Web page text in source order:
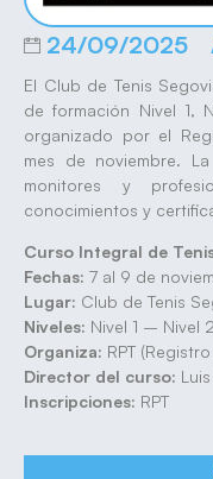
24/09/2025
El Club de Tenis
de formación Nivel 1,
organizado por el
mes de noviembre.
monitores y
conocimientos y
Curso Integral de
Fechas: 7 al 9 de
Lugar: Club de Tenis
Niveles: Nivel 1 – Nivel
Organiza: RPT
Director del curso:
Inscripciones: RPT